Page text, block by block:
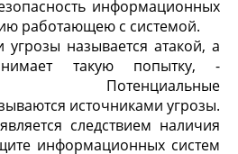
информационных
работающею с системой.
называется атакой, а
такую попытку, -
Потенциальные
источниками угрозы.
следствием наличия
информационных систем